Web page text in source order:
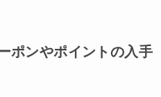
ポンやポイントの入手